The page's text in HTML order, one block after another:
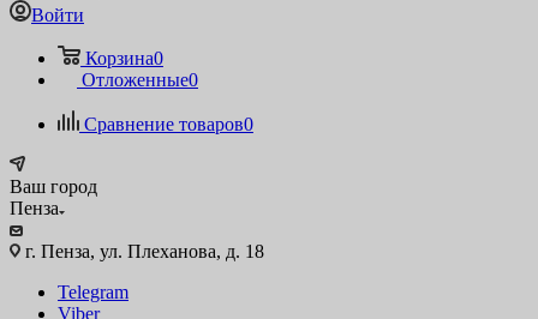
Войти
Корзина0
Отложенные0
Сравнение товаров0
Ваш город
Пенза
г. Пенза, ул. Плеханова, д. 18
Telegram
Viber